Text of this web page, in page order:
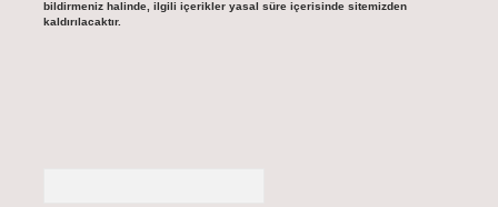
bildirmeniz halinde, ilgili içerikler yasal süre içerisinde sitemizden
kaldırılacaktır.